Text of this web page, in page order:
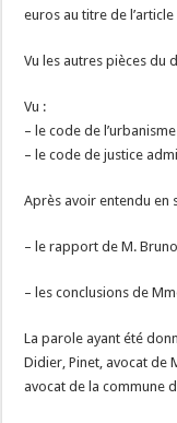
euros au titre de
Vu les autres pièces du
Vu :
– le code de
– le code de justice
Après avoir entendu en
– le rapport de M.
– les conclusions de
La parole ayant été
Didier, Pinet, avocat de
avocat de la commune